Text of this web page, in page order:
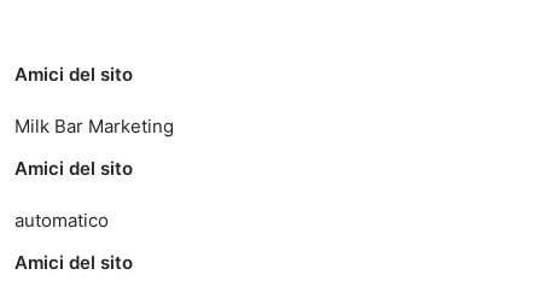
Amici del sito
Milk Bar Marketing
Amici del sito
automatico
Amici del sito